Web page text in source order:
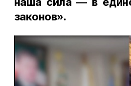
законов».